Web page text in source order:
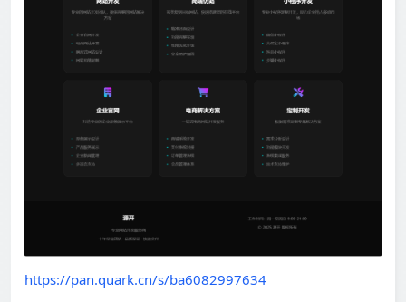
https://pan.quark.cn/s/ba6082997634